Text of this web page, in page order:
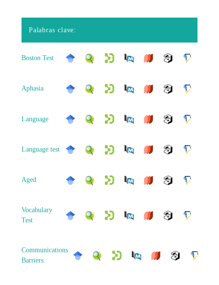
Palabras clave:
Boston Test
Aphasia
Language
Language test
Aged
Vocabulary
Test
Communications
Barriers.